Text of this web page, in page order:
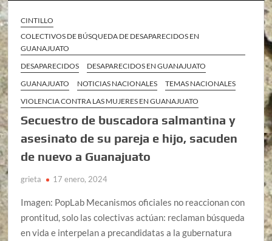
CINTILLO
COLECTIVOS DE BÚSQUEDA DE DESAPARECIDOS EN
GUANAJUATO
DESAPARECIDOS
DESAPARECIDOS EN GUANAJUATO
GUANAJUATO
NOTICIAS NACIONALES
TEMAS NACIONALES
VIOLENCIA CONTRA LAS MUJERES EN GUANAJUATO
Secuestro de buscadora salmantina y
asesinato de su pareja e hijo, sacuden
de nuevo a Guanajuato
grieta 17 enero, 2024
Imagen: PopLab Mecanismos oficiales no reaccionan con
prontitud, solo las colectivas actúan: reclaman búsqueda
en vida e interpelan a precandidatas a la gubernatura